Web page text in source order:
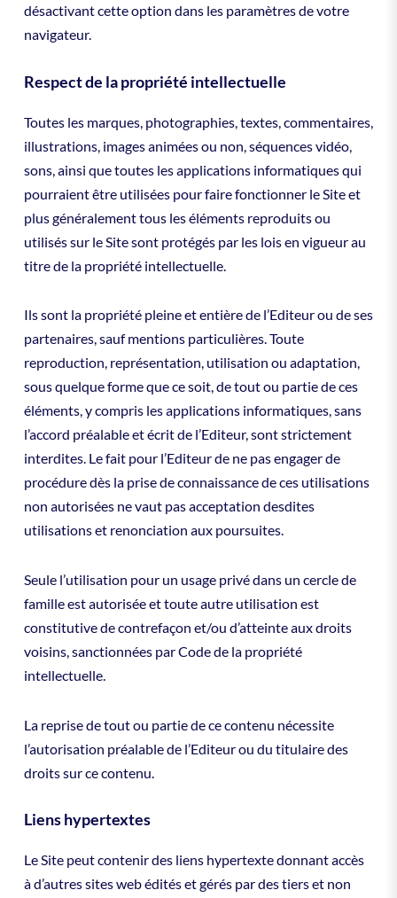
désactivant cette option dans les paramètres de votre
navigateur.
Respect de la propriété intellectuelle
Toutes les marques, photographies, textes, commentaires,
illustrations, images animées ou non, séquences vidéo,
sons, ainsi que toutes les applications informatiques qui
pourraient être utilisées pour faire fonctionner le Site et
plus généralement tous les éléments reproduits ou
utilisés sur le Site sont protégés par les lois en vigueur au
titre de la propriété intellectuelle.
Ils sont la propriété pleine et entière de l’Editeur ou de ses
partenaires, sauf mentions particulières. Toute
reproduction, représentation, utilisation ou adaptation,
sous quelque forme que ce soit, de tout ou partie de ces
éléments, y compris les applications informatiques, sans
l’accord préalable et écrit de l’Editeur, sont strictement
interdites. Le fait pour l’Editeur de ne pas engager de
procédure dès la prise de connaissance de ces utilisations
non autorisées ne vaut pas acceptation desdites
utilisations et renonciation aux poursuites.
Seule l’utilisation pour un usage privé dans un cercle de
famille est autorisée et toute autre utilisation est
constitutive de contrefaçon et/ou d’atteinte aux droits
voisins, sanctionnées par Code de la propriété
intellectuelle.
La reprise de tout ou partie de ce contenu nécessite
l’autorisation préalable de l’Editeur ou du titulaire des
droits sur ce contenu.
Liens hypertextes
Le Site peut contenir des liens hypertexte donnant accès
à d’autres sites web édités et gérés par des tiers et non